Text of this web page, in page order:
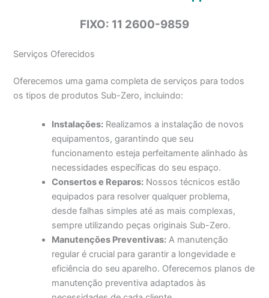
FIXO: 11 2600-9859
Serviços Oferecidos
Oferecemos uma gama completa de serviços para todos
os tipos de produtos Sub-Zero, incluindo:
Instalações: Realizamos a instalação de novos
equipamentos, garantindo que seu
funcionamento esteja perfeitamente alinhado às
necessidades específicas do seu espaço.
Consertos e Reparos: Nossos técnicos estão
equipados para resolver qualquer problema,
desde falhas simples até as mais complexas,
sempre utilizando peças originais Sub-Zero.
Manutenções Preventivas: A manutenção
regular é crucial para garantir a longevidade e
eficiência do seu aparelho. Oferecemos planos de
manutenção preventiva adaptados às